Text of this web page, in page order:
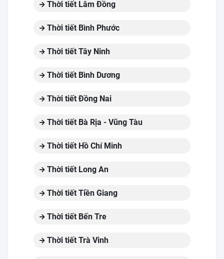
Thời tiết Lâm Đồng
Thời tiết Bình Phước
Thời tiết Tây Ninh
Thời tiết Bình Dương
Thời tiết Đồng Nai
Thời tiết Bà Rịa - Vũng Tàu
Thời tiết Hồ Chí Minh
Thời tiết Long An
Thời tiết Tiền Giang
Thời tiết Bến Tre
Thời tiết Trà Vinh